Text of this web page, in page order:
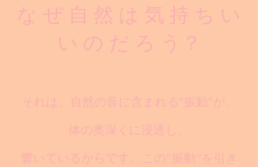
な ぜ 自 然 は 気 持 ち い
い の だ ろ う？
それは、自然の音に含まれる"振動"が、
体の奥深くに浸透し、
響いているからです。この”振動”を引き